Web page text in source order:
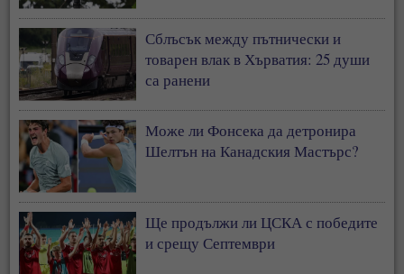
Сблъсък между пътнически и
товарен влак в Хърватия: 25 души
са ранени
Може ли Фонсека да детронира
Шелтън на Канадския Мастърс?
Ще продължи ли ЦСКА с победите
и срещу Септември